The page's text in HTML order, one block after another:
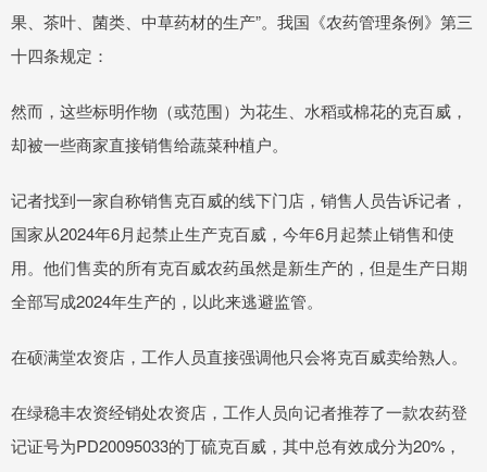
果、茶叶、菌类、中草药材的生产”。我国《农药管理条例》第三
十四条规定：
然而，这些标明作物（或范围）为花生、水稻或棉花的克百威，
却被一些商家直接销售给蔬菜种植户。
记者找到一家自称销售克百威的线下门店，销售人员告诉记者，
国家从2024年6月起禁止生产克百威，今年6月起禁止销售和使
用。他们售卖的所有克百威农药虽然是新生产的，但是生产日期
全部写成2024年生产的，以此来逃避监管。
在硕满堂农资店，工作人员直接强调他只会将克百威卖给熟人。
在绿稳丰农资经销处农资店，工作人员向记者推荐了一款农药登
记证号为PD20095033的丁硫克百威，其中总有效成分为20%，